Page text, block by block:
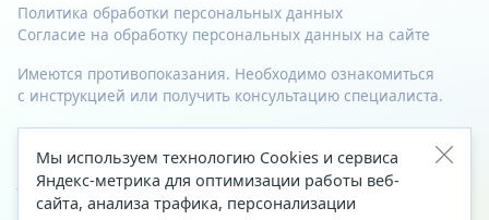
Политика обработки персональных данных
Согласие на обработку персональных данных на сайте
Имеются противопоказания. Необходимо ознакомиться
с инструкцией или получить консультацию специалиста.
© 2023—2026 Все права защищены.
Адрес
Мы используем технологию Cookies и сервиса
Яндекс-метрика для оптимизации работы веб-
сайта, анализа трафика, персонализации